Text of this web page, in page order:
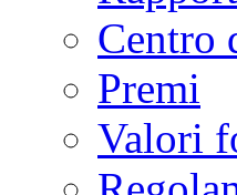
Centro
Premi
Valori